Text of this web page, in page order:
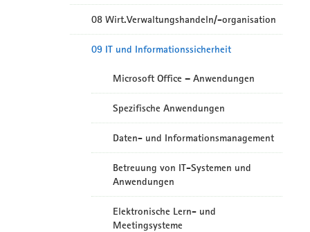
08 Wirt.Verwaltungshandeln/-organisation
09 IT und Informationssicherheit
Microsoft Office – Anwendungen
Spezifische Anwendungen
Daten- und Informationsmanagement
Betreuung von IT-Systemen und
Anwendungen
Elektronische Lern- und
Meetingsysteme